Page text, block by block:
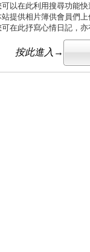
以在此利用搜尋功能快
提供相片簿供會員們上
在此抒寫心情日記，亦
按此進入 →